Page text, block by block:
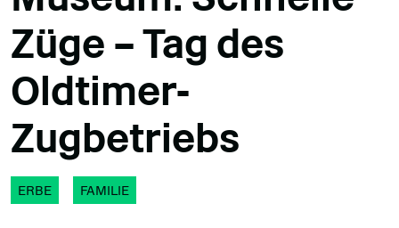
Züge – Tag des
Oldtimer-
Zugbetriebs
ERBE FAMILIE